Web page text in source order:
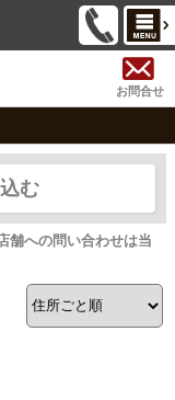
お問合せ
む
舗への問い合わせは当